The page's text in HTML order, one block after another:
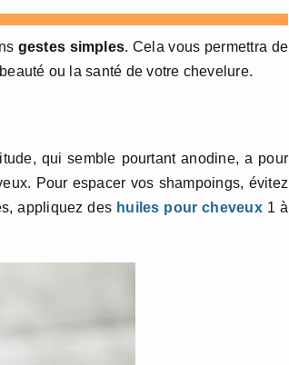
gestes simples. Cela vous permettra de
ou la santé de votre chevelure.
qui semble pourtant anodine, a pour
Pour espacer vos shampoings, évitez
appliquez des huiles pour cheveux1 à